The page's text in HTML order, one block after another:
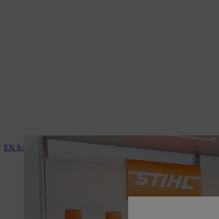
EN SAVOIR PLUS SUR LES SERVICES DES REVENDEURS